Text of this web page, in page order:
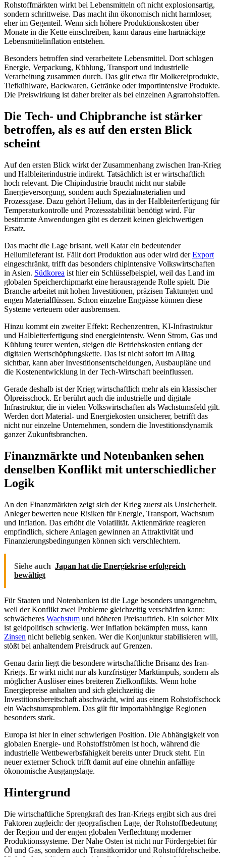
Rohstoffmärkten wirkt bei Lebensmitteln oft nicht explosionsartig,
sondern schrittweise. Das macht ihn ökonomisch nicht harmloser,
eher im Gegenteil. Wenn sich höhere Produktionskosten über
Monate in die Kette einschreiben, kann daraus eine hartnäckige
Lebensmittelinflation entstehen.
Besonders betroffen sind verarbeitete Lebensmittel. Dort schlagen
Energie, Verpackung, Kühlung, Transport und industrielle
Verarbeitung zusammen durch. Das gilt etwa für Molkereiprodukte,
Tiefkühlware, Backwaren, Getränke oder importintensive Produkte.
Die Preiswirkung ist daher breiter als bei einzelnen Agrarrohstoffen.
Die Tech- und Chipbranche ist stärker
betroffen, als es auf den ersten Blick
scheint
Auf den ersten Blick wirkt der Zusammenhang zwischen Iran-Krieg
und Halbleiterindustrie indirekt. Tatsächlich ist er wirtschaftlich
hoch relevant. Die Chipindustrie braucht nicht nur stabile
Energieversorgung, sondern auch Spezialmaterialien und
Prozessgase. Dazu gehört Helium, das in der Halbleiterfertigung für
Temperaturkontrolle und Prozessstabilität benötigt wird. Für
bestimmte Anwendungen gibt es derzeit keinen gleichwertigen
Ersatz.
Das macht die Lage brisant, weil Katar ein bedeutender
Heliumlieferant ist. Fällt dort Produktion aus oder wird derExport
eingeschränkt, trifft das besonders chipintensive Volkswirtschaften
in Asien. Südkorea ist hier ein Schlüsselbeispiel, weil das Land im
globalen Speicherchipmarkt eine herausragende Rolle spielt. Die
Branche arbeitet mit hohen Investitionen, präzisen Taktungen und
engen Materialflüssen. Schon einzelne Engpässe können diese
Systeme verteuern oder ausbremsen.
Hinzu kommt ein zweiter Effekt: Rechenzentren, KI-Infrastruktur
und Halbleiterfertigung sind energieintensiv. Wenn Strom, Gas und
Kühlung teurer werden, steigen die Betriebskosten entlang der
digitalen Wertschöpfungskette. Das ist nicht sofort im Alltag
sichtbar, kann aber Investitionsentscheidungen, Ausbaupläne und
die Kostenentwicklung in der Tech-Wirtschaft beeinflussen.
Gerade deshalb ist der Krieg wirtschaftlich mehr als ein klassischer
Ölpreisschock. Er berührt auch die industrielle und digitale
Infrastruktur, die in vielen Volkswirtschaften als Wachstumsfeld gilt.
Werden dort Material- und Energiekosten unsicherer, betrifft das
nicht nur einzelne Unternehmen, sondern die Investitionsdynamik
ganzer Zukunftsbranchen.
Finanzmärkte und Notenbanken sehen
denselben Konflikt mit unterschiedlicher
Logik
An den Finanzmärkten zeigt sich der Krieg zuerst als Unsicherheit.
Anleger bewerten neue Risiken für Energie, Transport, Wachstum
und Inflation. Das erhöht die Volatilität. Aktienmärkte reagieren
empfindlich, sichere Anlagen gewinnen an Attraktivität und
Finanzierungsbedingungen können sich verschlechtern.
Siehe auch Japan hat die Energiekrise erfolgreich
bewältigt
Für Staaten und Notenbanken ist die Lage besonders unangenehm,
weil der Konflikt zwei Probleme gleichzeitig verschärfen kann:
schwächeres Wachstum und höheren Preisauftrieb. Ein solcher Mix
ist geldpolitisch schwierig. Wer Inflation bekämpfen muss, kann
Zinsen nicht beliebig senken. Wer die Konjunktur stabilisieren will,
stößt bei anhaltendem Preisdruck auf Grenzen.
Genau darin liegt die besondere wirtschaftliche Brisanz des Iran-
Kriegs. Er wirkt nicht nur als kurzfristiger Marktimpuls, sondern als
möglicher Auslöser eines breiteren Zielkonflikts. Wenn hohe
Energiepreise anhalten und sich gleichzeitig die
Investitionsbereitschaft abschwächt, wird aus einem Rohstoffschock
ein Wachstumsproblem. Das gilt für importabhängige Regionen
besonders stark.
Europa ist hier in einer schwierigen Position. Die Abhängigkeit von
globalen Energie- und Rohstoffströmen ist hoch, während die
industrielle Wettbewerbsfähigkeit bereits unter Druck steht. Ein
neuer externer Schock trifft damit auf eine ohnehin anfällige
ökonomische Ausgangslage.
Hintergrund
Die wirtschaftliche Sprengkraft des Iran-Kriegs ergibt sich aus drei
Faktoren zugleich: der geografischen Lage, der Rohstoffbedeutung
der Region und der engen globalen Verflechtung moderner
Produktionssysteme. Der Nahe Osten ist nicht nur Fördergebiet für
Öl und Gas, sondern auch Transitkorridor und Rohstoffdrehscheibe.